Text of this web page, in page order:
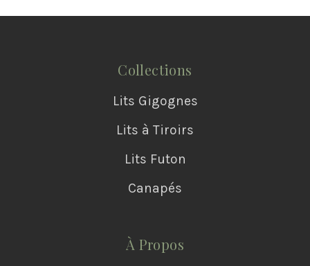
Collections
Lits Gigognes
Lits à Tiroirs
Lits Futon
Canapés
À Propos